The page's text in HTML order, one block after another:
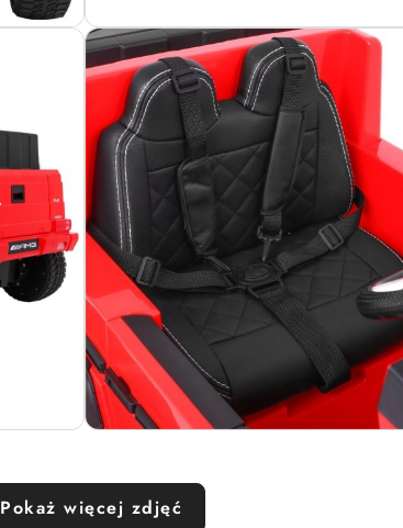
Pokaż więcej zdjęć